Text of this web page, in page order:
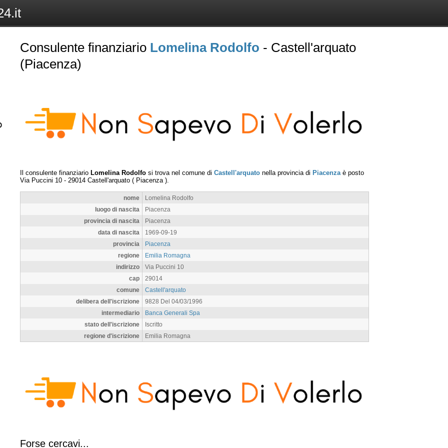
Consulente finanziario Lomelina Rodolfo - Castell'arquato
(Piacenza)
Il consulente finanziario Lomelina Rodolfo si trova nel comune di Castell'arquato nella provincia di Piacenza è posto
Via Puccini 10 - 29014 Castell'arquato ( Piacenza ).
nome
Lomelina Rodolfo
luogo di nascita
Piacenza
provincia di nascita
Piacenza
data di nascita
1969-09-19
provincia
Piacenza
regione
Emilia Romagna
indirizzo
Via Puccini 10
cap
29014
comune
Castell'arquato
delibera dell'iscrizione
9828 Del 04/03/1996
intermediario
Banca Generali Spa
stato dell'iscrizione
Iscritto
regione d'iscrizione
Emilia Romagna
Forse cercavi...